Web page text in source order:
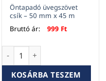
Öntapadó üvegszövet
csík – 50 mm x 45 m
Bruttó ár:
999 Ft
Öntapadó üvegszövet csík –
KOSÁRBA TESZEM